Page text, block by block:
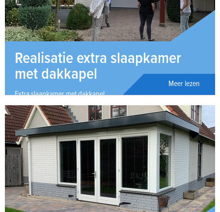
Realisatie extra slaapkamer
met dakkapel
Extra slaapkamer met dakkapel
Meer lezen